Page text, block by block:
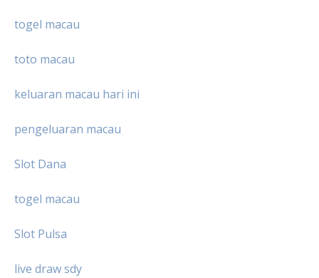
togel macau
toto macau
keluaran macau hari ini
pengeluaran macau
Slot Dana
togel macau
Slot Pulsa
live draw sdy